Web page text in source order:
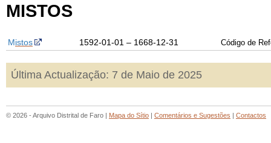
MISTOS
Mistos 1592-01-01 – 1668-12-31 Código de
Última Actualização: 7 de Maio de 2025
© 2026 - Arquivo Distrital de Faro | Mapa do Sítio | Comentários e Sugestões | Contactos